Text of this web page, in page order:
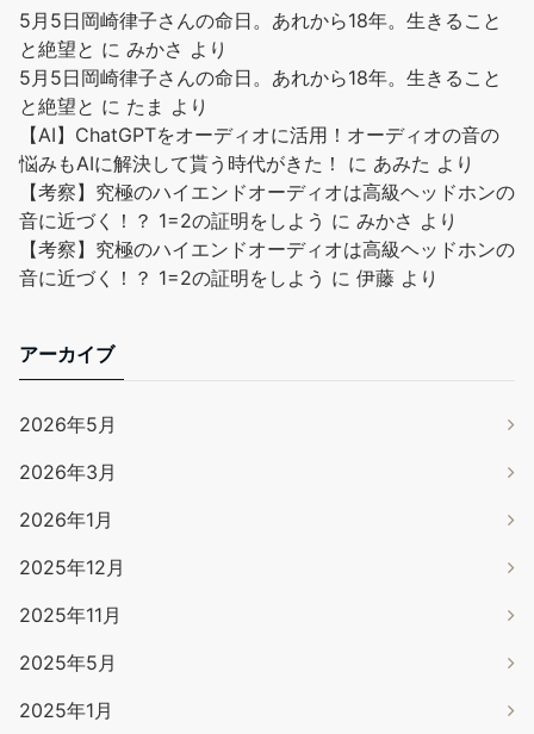
5月5日岡崎律子さんの命日。あれから18年。生きること
と絶望と に みかさ より
5月5日岡崎律子さんの命日。あれから18年。生きること
と絶望と に たま より
【AI】ChatGPTをオーディオに活用！オーディオの音の
悩みもAIに解決して貰う時代がきた！
に あみた より
【考察】究極のハイエンドオーディオは高級ヘッドホンの
音に近づく！？ 1=2の証明をしよう に みかさ より
【考察】究極のハイエンドオーディオは高級ヘッドホンの
音に近づく！？ 1=2の証明をしよう に 伊藤 より
アーカイブ
2026年5月
2026年3月
2026年1月
2025年12月
2025年11月
2025年5月
2025年1月